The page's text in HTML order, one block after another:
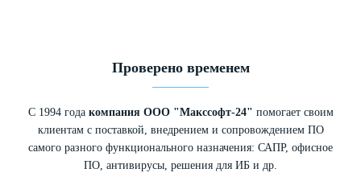
Проверено временем
С 1994 года компания ООО "Макссофт-24" помогает своим
клиентам с поставкой, внедрением и сопровождением ПО
самого разного функционального назначения: САПР, офисное
ПО, антивирусы, решения для ИБ и др.